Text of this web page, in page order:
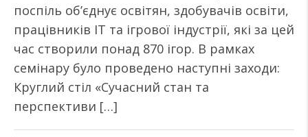
поспіль об’єднує освітян, здобувачів освіти,
працівників ІТ та ігрової індустрії, які за цей
час створили понад 870 ігор. В рамках
семінару було проведено наступні заходи:
Круглий стіл «Сучасний стан та
перспективи […]